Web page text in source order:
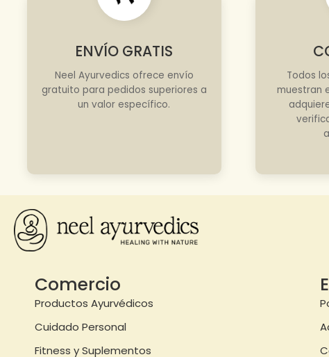
ENVÍO GRATIS
Neel Ayurvedics ofrece envío
gratuito para pedidos superiores a
un valor específico.
Todos
muestran
Comercio
Productos Ayurvédicos
Cuidado Personal
Fitness y Suplementos